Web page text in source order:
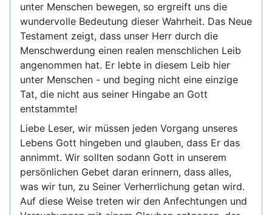
unter Menschen bewegen, so ergreift uns die
wundervolle Bedeutung dieser Wahrheit. Das Neue
Testament zeigt, dass unser Herr durch die
Menschwerdung einen realen menschlichen Leib
angenommen hat. Er lebte in diesem Leib hier
unter Menschen - und beging nicht eine einzige
Tat, die nicht aus seiner Hingabe an Gott
entstammte!
Liebe Leser, wir müssen jeden Vorgang unseres
Lebens Gott hingeben und glauben, dass Er das
annimmt. Wir sollten sodann Gott in unserem
persönlichen Gebet daran erinnern, dass alles,
was wir tun, zu Seiner Verherrlichung getan wird.
Auf diese Weise treten wir den Anfechtungen und